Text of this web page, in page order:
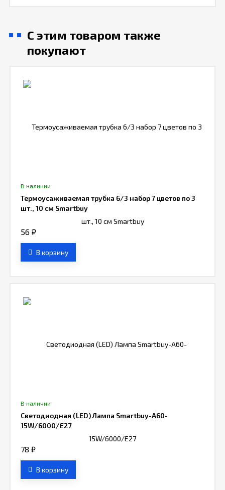
С этим товаром также
покупают
В наличии
Термоусаживаемая трубка 6/3 набор 7 цветов по 3
шт., 10 см Smartbuy
56 ₽
В корзину
В наличии
Светодиодная (LED) Лампа Smartbuy-A60-
15W/6000/E27
78 ₽
В корзину